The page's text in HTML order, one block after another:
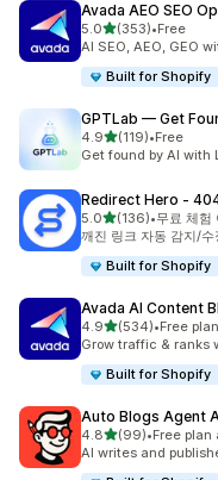
Avada AEO SEO
5.0별 5개 중
(353)
총 리뷰 353개
•Free
AI SEO, AEO, GEO
Built for Shopify
GPTLab — Get
4.9별 5개 중
(119)
총 리뷰 119개
•Free
Get found by AI with
Redirect Hero ‑
5.0별 5개 중
(136)
총 리뷰 136개
•무료 체험
깨진 링크 자동 감지/수
Built for Shopify
Avada AI Content
4.9별 5개 중
(534)
총 리뷰 534개
•Free
Grow traffic & ranks
Built for Shopify
Auto Blogs Agent
4.8별 5개 중
(99)
총 리뷰 99개
•Free plan
AI writes and